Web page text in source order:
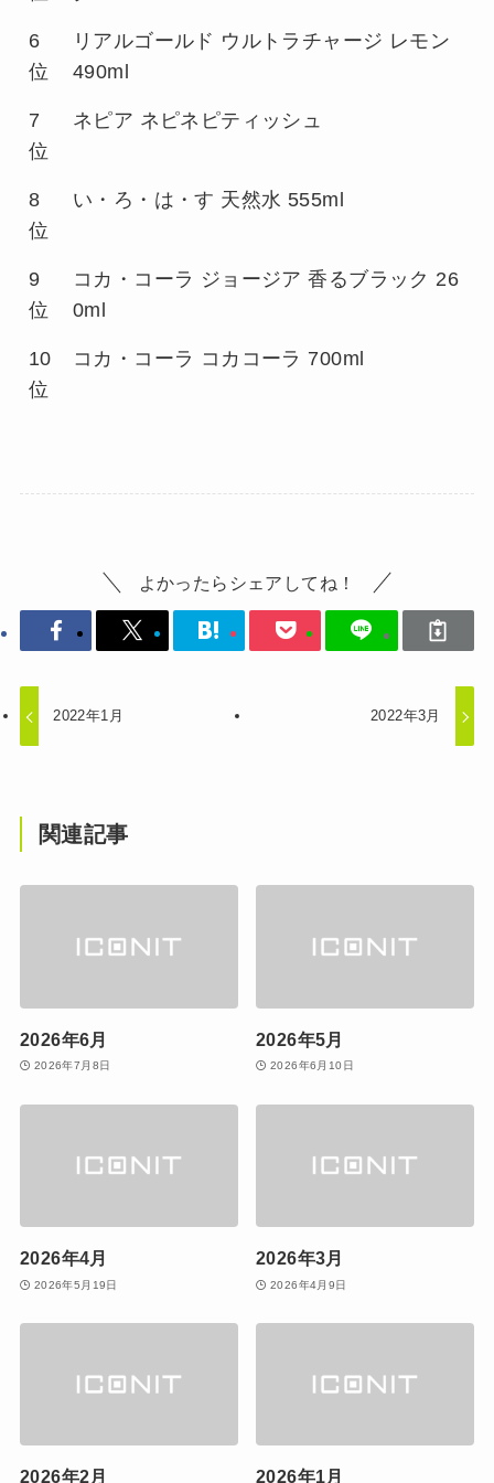
6
位
リアルゴールド ウルトラチャージ レモン
490ml
7
位
ネピア ネピネピティッシュ
8
位
い・ろ・は・す 天然水 555ml
9
位
コカ・コーラ ジョージア 香るブラック 26
0ml
10
位
コカ・コーラ コカコーラ 700ml
よかったらシェアしてね！
2022年1月 2022年3月
関連記事
2026年6月
2026年7月8日
2026年5月
2026年6月10日
2026年4月
2026年5月19日
2026年3月
2026年4月9日
2026年2月 2026年1月